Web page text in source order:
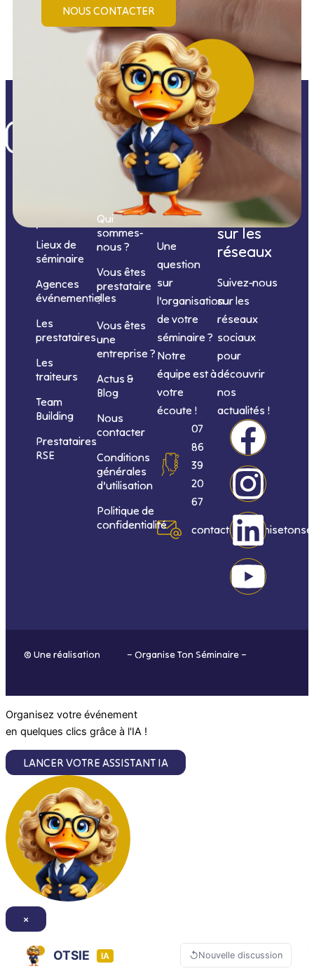
NOUS CONTACTER
prestations
Lieux de
séminaire
Agences
événementielles
Les
prestataires
Les
traiteurs
Team
Building
Prestataires
RSE
Informations
Qui
sommes-
nous ?
Vous êtes
prestataire
?
Vous êtes
une
entreprise ?
Actus &
Blog
Nous
contacter
Conditions
générales
d’utilisation
Politique de
confidentialité
Nous
contacter
Une
question
sur
l’organisation
de votre
séminaire ?
Notre
équipe est à
votre
écoute !
07
86
39
20
67
Nous
suivre
sur les
réseaux
Suivez-nous
sur les
réseaux
sociaux
pour
découvrir
nos
actualités !
F
a
c
e
b
I
n
s
t
a
L
i
n
k
e
Y
o
u
t
u
© Une réalisation – Organise Ton Séminaire –
Organisez votre événement
en quelques clics grâce à l'IA !
LANCER VOTRE ASSISTANT IA
×